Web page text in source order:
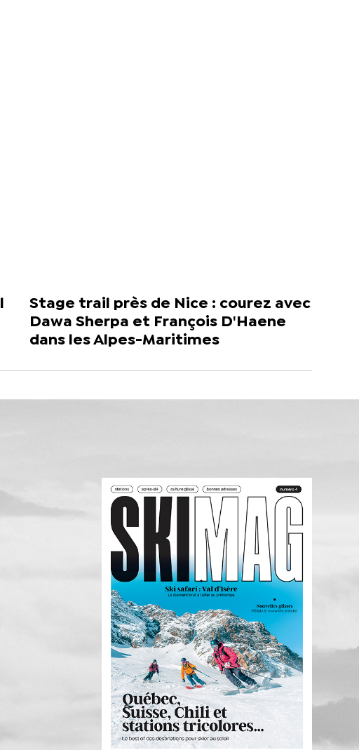
Stage trail près de Nice : courez avec
Dawa Sherpa et François D'Haene
dans les Alpes-Maritimes